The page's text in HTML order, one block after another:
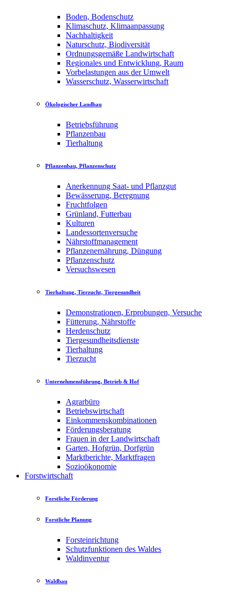
Boden, Bodenschutz
Klimaschutz, Klimaanpassung
Nachhaltigkeit
Naturschutz, Biodiversität
Ordnungsgemäße Landwirtschaft
Regionales und Entwicklung, Raum
Vorbelastungen aus der Umwelt
Wasserschutz, Wasserwirtschaft
Ökologischer Landbau
Betriebsführung
Pflanzenbau
Tierhaltung
Pflanzenbau, Pflanzenschutz
Anerkennung Saat- und Pflanzgut
Bewässerung, Beregnung
Fruchtfolgen
Grünland, Futterbau
Kulturen
Landessortenversuche
Nährstoffmanagement
Pflanzenernährung, Düngung
Pflanzenschutz
Versuchswesen
Tierhaltung, Tierzucht, Tiergesundheit
Demonstrationen, Erprobungen, Versuche
Fütterung, Nährstoffe
Herdenschutz
Tiergesundheitsdienste
Tierhaltung
Tierzucht
Unternehmensführung, Betrieb & Hof
Agrarbüro
Betriebswirtschaft
Einkommenskombinationen
Förderungsberatung
Frauen in der Landwirtschaft
Garten, Hofgrün, Dorfgrün
Marktberichte, Marktfragen
Sozioökonomie
Forstwirtschaft
Forstliche Förderung
Forstliche Planung
Forsteinrichtung
Schutzfunktionen des Waldes
Waldinventur
Waldbau